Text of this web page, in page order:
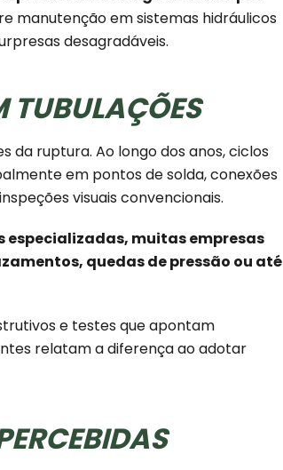
manutenção em sistemas hidráulicos
desagradáveis.
TUBULAÇÕES
da ruptura. Ao longo dos anos, ciclos
em pontos de solda, conexões
visuais convencionais.
especializadas, muitas empresas
quedas de pressão ou até
e testes que apontam
relatam a diferença ao adotar